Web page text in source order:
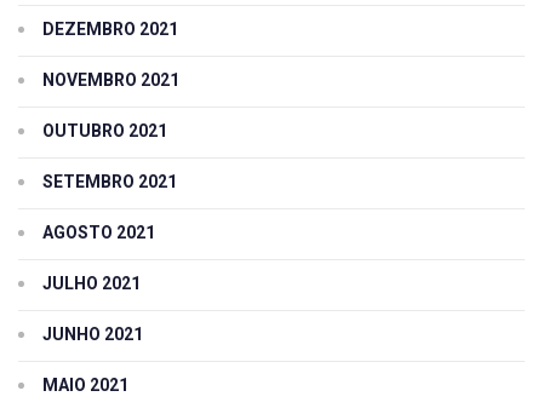
DEZEMBRO 2021
NOVEMBRO 2021
OUTUBRO 2021
SETEMBRO 2021
AGOSTO 2021
JULHO 2021
JUNHO 2021
MAIO 2021